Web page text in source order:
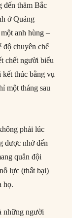
đến thăm Bắc
ở Quảng
anh hùng –
độ chuyên chế
chết người biểu
thúc bằng vụ
một tháng sau
phải lúc
được nhớ đến
quân đội
lực (thất bại)
họ.
những người